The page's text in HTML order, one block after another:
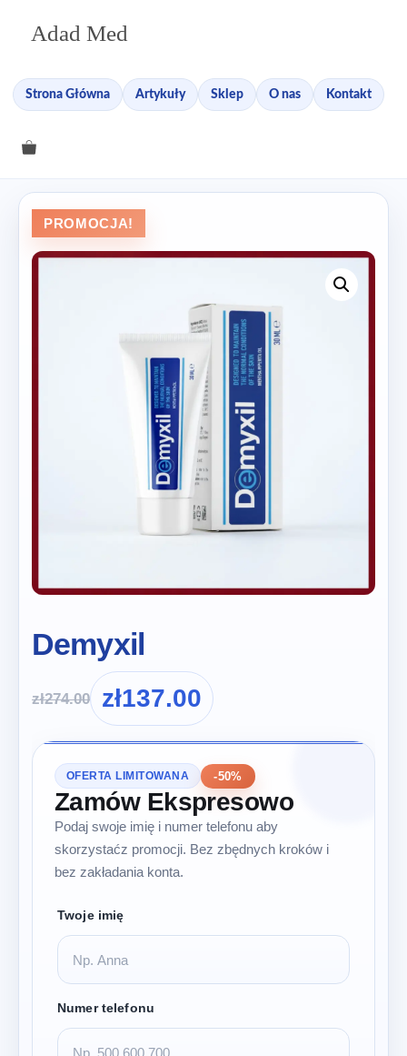
Adad Med
Strona Główna Artykuły Sklep O nas Kontakt
PROMOCJA!
Demyxil
zł274.00 zł137.00
OFERTA LIMITOWANA -50%
Zamów Ekspresowo
Podaj swoje imię i numer telefonu aby
skorzystaćz promocji. Bez zbędnych kroków i
bez zakładania konta.
Twoje imię
Numer telefonu